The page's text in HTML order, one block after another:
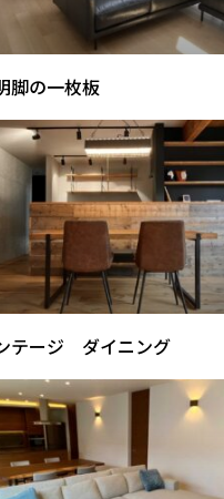
脚の一枚板
テージ ダイニング